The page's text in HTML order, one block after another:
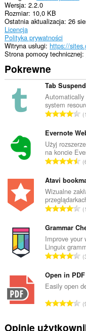
Wersja 2.2.0
Rozmiar 10,0 KB
Ostatnia aktualizacja 26
Licencja
Polityka prywatności
Witryna usługi https://
Strona pomocy technicznej
Pokrewne
Tab
system
C
ł
k
o
w
t
a
l
c
z
b
a
c
e
:
Evernote
Użyj
na koncie
C
ł
k
o
w
t
a
l
c
z
a
c
Atavi
Wizualne
C
ł
k
o
w
t
a
l
Grammar
Improve your
Linguix
C
ł
k
w
t
Open in
Easily open
C
ł
Opinie